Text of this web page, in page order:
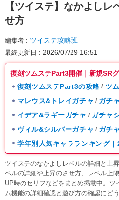
【ツイステ】 なかよしレ
せ方
編集者 ツイステ攻略班
最終更新日 2026/07/29 16:51
復刻ツムステPart3開催｜新規SR
復刻ツムステPart3の攻略 / ツ
マレウス&トレイガチャ / ガチ
イデア&ラギーガチャ / ガチャ
ヴィル&シルバーガチャ / ガチ
学年別人気キャラランキング
ツイステのなかよしレベルの詳細と上
ベルの詳細や上昇のさせ方、レベル上
UP時のセリフなどをまとめ掲載中。ツ
ム機能の詳細確認と遊び方の確認にどう